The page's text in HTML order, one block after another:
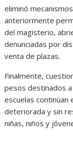
eliminó
anteriormente
del magisterio,
denunciadas por
venta de plazas.
Finalmente,
pesos destinados
escuelas continúan
deteriorada y sin
niñas, niños y